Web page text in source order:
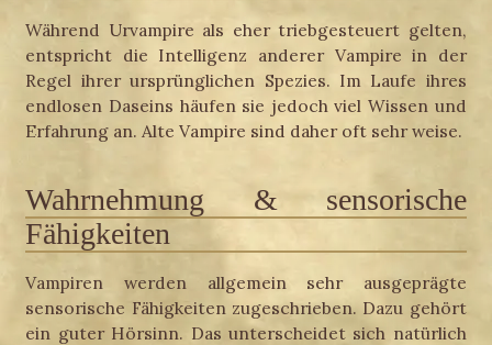
Während Urvampire als eher triebgesteuert gelten,
entspricht die Intelligenz anderer Vampire in der
Regel ihrer ursprünglichen Spezies. Im Laufe ihres
endlosen Daseins häufen sie jedoch viel Wissen und
Erfahrung an. Alte Vampire sind daher oft sehr weise.
Wahrnehmung & sensorische
Fähigkeiten
Vampiren werden allgemein sehr ausgeprägte
sensorische Fähigkeiten zugeschrieben. Dazu gehört
ein guter Hörsinn. Das unterscheidet sich natürlich